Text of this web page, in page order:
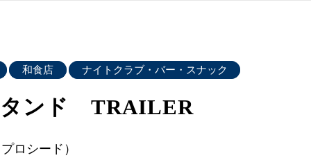
和食店 ナイトクラブ・バー・スナック
タンド TRAILER
ロシード）